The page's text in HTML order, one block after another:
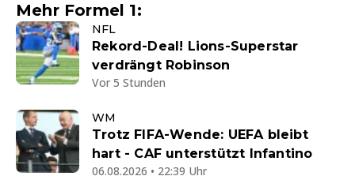
Mehr Formel 1:
NFL
Rekord-Deal! Lions-Superstar
verdrängt Robinson
Vor 5 Stunden
WM
Trotz FIFA-Wende: UEFA bleibt
hart - CAF unterstützt Infantino
06.08.2026 • 22:39 Uhr